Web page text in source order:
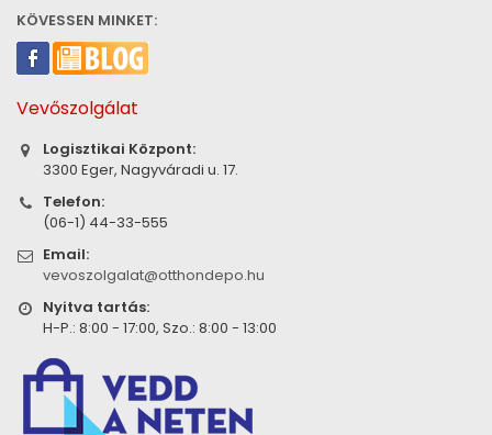
KÖVESSEN MINKET:
Vevőszolgálat
Logisztikai Központ:
3300 Eger, Nagyváradi u. 17.
Telefon:
(06-1) 44-33-555
Email:
vevoszolgalat@otthondepo.hu
Nyitva tartás:
H-P.: 8:00 - 17:00, Szo.: 8:00 - 13:00